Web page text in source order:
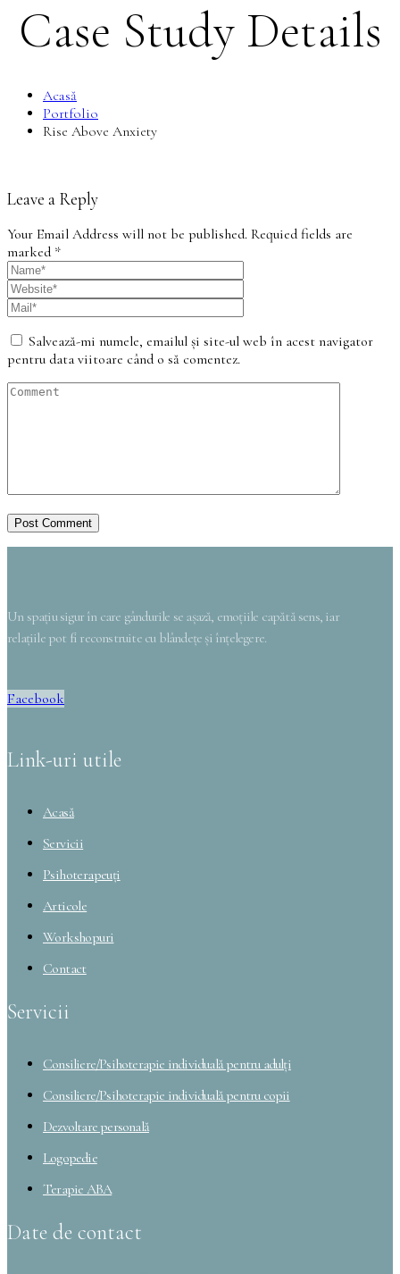
Case Study Details
Acasă
Portfolio
Rise Above Anxiety
Leave a Reply
Your Email Address will not be published. Requied fields are
marked *
Salvează-mi numele, emailul și site-ul web în acest navigator
pentru data viitoare când o să comentez.
Post Comment
Un spațiu sigur în care gândurile se așază, emoțiile capătă sens, iar
relațiile pot fi reconstruite cu blândețe și înțelegere.
Facebook
Link-uri utile
Acasă
Servicii
Psihoterapeuți
Articole
Workshopuri
Contact
Servicii
Consiliere/Psihoterapie individuală pentru adulți
Consiliere/Psihoterapie individuală pentru copii
Dezvoltare personală
Logopedie
Terapie ABA
Date de contact